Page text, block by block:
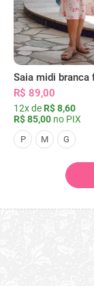
R$ 89,00
12x de R$ 8,60
R$ 85,00 no PIX
P M G